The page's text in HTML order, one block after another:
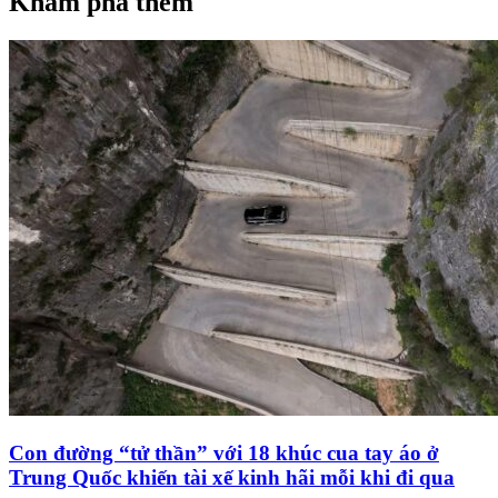
Con đường “tử thần” với 18 khúc cua tay áo ở
Trung Quốc khiến tài xế kinh hãi mỗi khi đi qua